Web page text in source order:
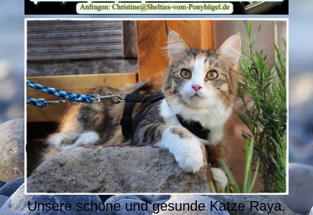
Unsere schöne und gesunde Katze Raya.